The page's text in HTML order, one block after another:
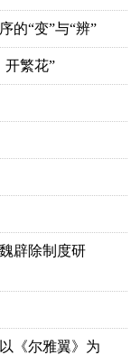
的“变”与“辨”
开繁花”
辟除制度研
《尔雅翼》为